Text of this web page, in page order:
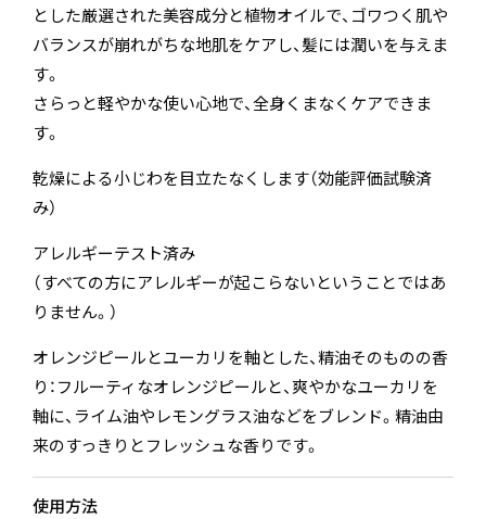
とした厳選された美容成分と植物オイルで、ゴワつく肌や
バランスが崩れがちな地肌をケアし、髪には潤いを与えま
す。
さらっと軽やかな使い心地で、全身くまなくケアできま
す。
乾燥による小じわを目立たなくします（効能評価試験済
み）
アレルギーテスト済み
（すべての方にアレルギーが起こらないということではあ
りません。）
オレンジピールとユーカリを軸とした、精油そのものの香
り：フルーティなオレンジピールと、爽やかなユーカリを
軸に、ライム油やレモングラス油などをブレンド。精油由
来のすっきりとフレッシュな香りです。
使用方法